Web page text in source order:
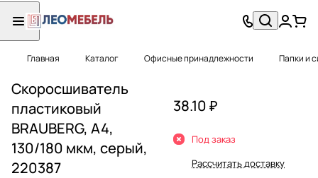
Главная Каталог Офисные принадлежности Папки и
Скоросшиватель
пластиковый
BRAUBERG, А4,
130/180 мкм, серый,
220387
38.10 ₽
Под заказ
Рассчитать доставку